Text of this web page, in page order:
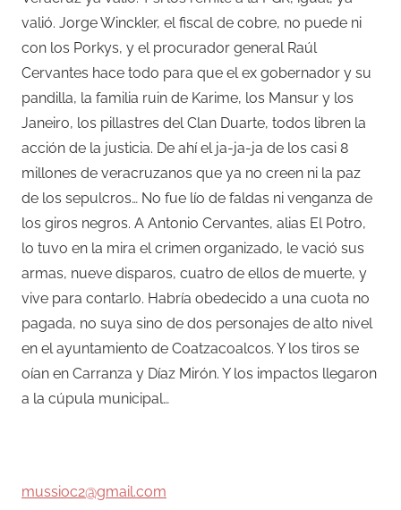
valió. Jorge Winckler, el fiscal de cobre, no puede ni
con los Porkys, y el procurador general Raúl
Cervantes hace todo para que el ex gobernador y su
pandilla, la familia ruin de Karime, los Mansur y los
Janeiro, los pillastres del Clan Duarte, todos libren la
acción de la justicia. De ahí el ja-ja-ja de los casi 8
millones de veracruzanos que ya no creen ni la paz
de los sepulcros… No fue lío de faldas ni venganza de
los giros negros. A Antonio Cervantes, alias El Potro,
lo tuvo en la mira el crimen organizado, le vació sus
armas, nueve disparos, cuatro de ellos de muerte, y
vive para contarlo. Habría obedecido a una cuota no
pagada, no suya sino de dos personajes de alto nivel
en el ayuntamiento de Coatzacoalcos. Y los tiros se
oían en Carranza y Díaz Mirón. Y los impactos llegaron
a la cúpula municipal…
mussioc2@gmail.com